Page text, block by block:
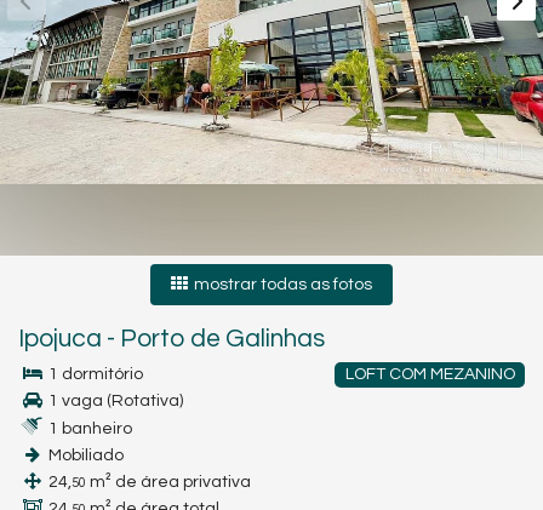
mostrar todas as fotos
Ipojuca - Porto de Galinhas
LOFT COM MEZANINO
1 dormitório
1 vaga (Rotativa)
1 banheiro
Mobiliado
24,50 m² de área privativa